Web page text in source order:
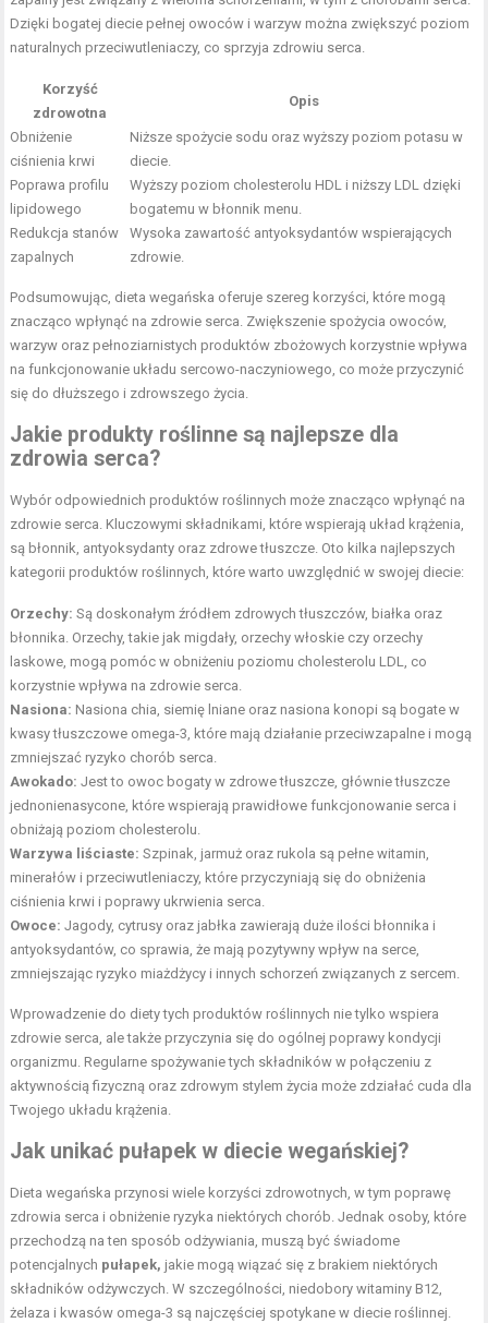
Dzięki bogatej diecie pełnej owoców i warzyw można zwiększyć poziom
naturalnych przeciwutleniaczy, co sprzyja zdrowiu serca.
Korzyść
zdrowotna
Opis
Obniżenie
ciśnienia krwi
Niższe spożycie sodu oraz wyższy poziom potasu w
diecie.
Poprawa profilu
lipidowego
Wyższy poziom cholesterolu HDL i niższy LDL dzięki
bogatemu w błonnik menu.
Redukcja stanów
zapalnych
Wysoka zawartość antyoksydantów wspierających
zdrowie.
Podsumowując, dieta wegańska oferuje szereg korzyści, które mogą
znacząco wpłynąć na zdrowie serca. Zwiększenie spożycia owoców,
warzyw oraz pełnoziarnistych produktów zbożowych korzystnie wpływa
na funkcjonowanie układu sercowo-naczyniowego, co może przyczynić
się do dłuższego i zdrowszego życia.
Jakie produkty roślinne są najlepsze dla
zdrowia serca?
Wybór odpowiednich produktów roślinnych może znacząco wpłynąć na
zdrowie serca. Kluczowymi składnikami, które wspierają układ krążenia,
są błonnik, antyoksydanty oraz zdrowe tłuszcze. Oto kilka najlepszych
kategorii produktów roślinnych, które warto uwzględnić w swojej diecie:
Orzechy: Są doskonałym źródłem zdrowych tłuszczów, białka oraz
błonnika. Orzechy, takie jak migdały, orzechy włoskie czy orzechy
laskowe, mogą pomóc w obniżeniu poziomu cholesterolu LDL, co
korzystnie wpływa na zdrowie serca.
Nasiona: Nasiona chia, siemię lniane oraz nasiona konopi są bogate w
kwasy tłuszczowe omega-3, które mają działanie przeciwzapalne i mogą
zmniejszać ryzyko chorób serca.
Awokado: Jest to owoc bogaty w zdrowe tłuszcze, głównie tłuszcze
jednonienasycone, które wspierają prawidłowe funkcjonowanie serca i
obniżają poziom cholesterolu.
Warzywa liściaste: Szpinak, jarmuż oraz rukola są pełne witamin,
minerałów i przeciwutleniaczy, które przyczyniają się do obniżenia
ciśnienia krwi i poprawy ukrwienia serca.
Owoce: Jagody, cytrusy oraz jabłka zawierają duże ilości błonnika i
antyoksydantów, co sprawia, że mają pozytywny wpływ na serce,
zmniejszając ryzyko miażdżycy i innych schorzeń związanych z sercem.
Wprowadzenie do diety tych produktów roślinnych nie tylko wspiera
zdrowie serca, ale także przyczynia się do ogólnej poprawy kondycji
organizmu. Regularne spożywanie tych składników w połączeniu z
aktywnością fizyczną oraz zdrowym stylem życia może zdziałać cuda dla
Twojego układu krążenia.
Jak unikać pułapek w diecie wegańskiej?
Dieta wegańska przynosi wiele korzyści zdrowotnych, w tym poprawę
zdrowia serca i obniżenie ryzyka niektórych chorób. Jednak osoby, które
przechodzą na ten sposób odżywiania, muszą być świadome
potencjalnych pułapek, jakie mogą wiązać się z brakiem niektórych
składników odżywczych. W szczególności, niedobory witaminy B12,
żelaza i kwasów omega-3 są najczęściej spotykane w diecie roślinnej.